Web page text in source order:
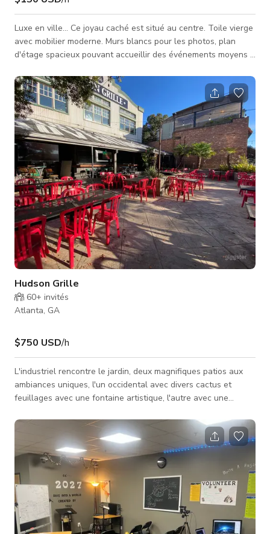
Luxe en ville... Ce joyau caché est situé au centre. Toile vierge
avec mobilier moderne. Murs blancs pour les photos, plan
d'étage spacieux pouvant accueillir des événements moyens à
rendre votre journée inoubliable. Tarifs spéciaux pour les
organisateurs d'événements et les fournisseurs. Idéal pour les
productions avec loge sur place. Options personnalisées pour
ceux qui recherchent un « guichet unique » ou n'hésitez pa
Hudson Grille
60+ invités
Atlanta, GA
$750 USD/h
L'industriel rencontre le jardin, deux magnifiques patios aux
ambiances uniques, l'un occidental avec divers cactus et
feuillages avec une fontaine artistique, l'autre avec une
une grille en fer entourant la zone pavée. À l'intérieur,
plusieurs options variées sont disponibles, 4 bars, des
espaces événementiels privés pour des groupes de 30 à 500
personnes.